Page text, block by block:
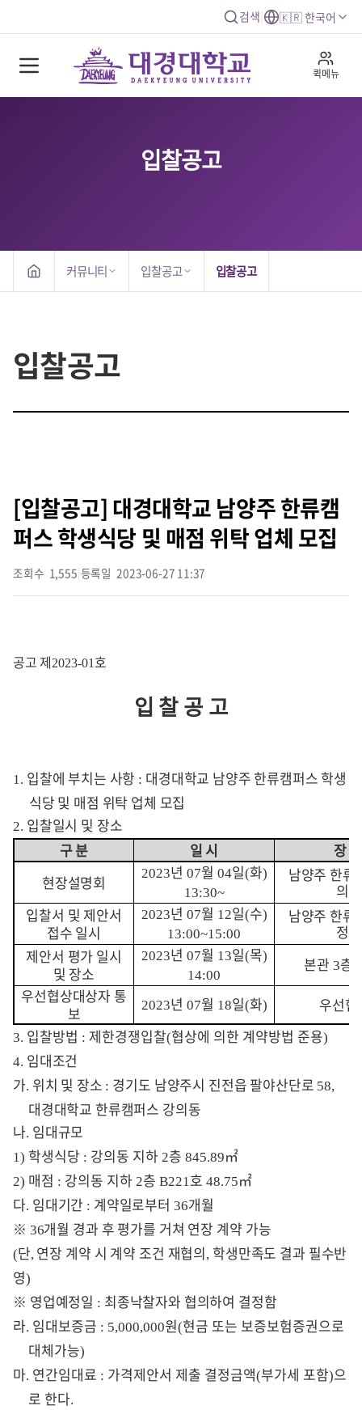
검색 🇰🇷 한국어
퀵메뉴
입찰공고
커뮤니티 입찰공고 입찰공고
입찰공고
[입찰공고] 대경대학교 남양주 한류캠
퍼스 학생식당 및 매점 위탁 업체 모집
조회수 1,555 등록일 2023-06-27 11:37
공고 제2023-01호
입 찰 공 고
1. 입찰에 부치는 사항 : 대경대학교 남양주 한류캠퍼스 학생
식당 및 매점 위탁 업체 모집
2. 입찰일시 및 장소
구 분
일 시
장 소
현장설명회
2023년 07월 04일(화)
13:30~
남양주 한류
의실
입찰서 및 제안서
접수 일시
2023년 07월 12일(수)
13:00~15:00
남양주 한류
정실
제안서 평가 일시
및 장소
2023년 07월 13일(목)
14:00
본관 3층
우선협상대상자 통
보
2023년 07월 18일(화) 우선
3. 입찰방법 : 제한경쟁입찰(협상에 의한 계약방법 준용)
4. 임대조건
가. 위치 및 장소 : 경기도 남양주시 진전읍 팔야산단로 58,
대경대학교 한류캠퍼스 강의동
나. 임대규모
1) 학생식당 : 강의동 지하 2층 845.89㎡
2) 매점 : 강의동 지하 2층 B221호 48.75㎡
다. 임대기간 : 계약일로부터 36개월
※ 36개월 경과 후 평가를 거쳐 연장 계약 가능
(단, 연장 계약 시 계약 조건 재협의, 학생만족도 결과 필수반
영)
※ 영업예정일 : 최종낙찰자와 협의하여 결정함
라. 임대보증금 : 5,000,000원(현금 또는 보증보험증권으로
대체가능)
마. 연간임대료 : 가격제안서 제출 결정금액(부가세 포함)으
로 한다.